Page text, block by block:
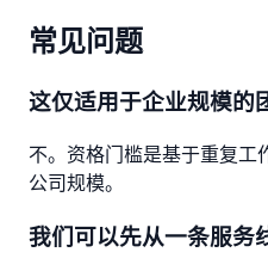
常见问题
这仅适用于企业规模的
不。资格门槛是基于重复工
公司规模。
我们可以先从一条服务